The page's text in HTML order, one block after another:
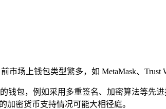
场上钱包类型繁多，如 MetaMask、Trust
钱包，例如采用多重签名、加密算法等先
加密货币支持情况可能大相径庭。